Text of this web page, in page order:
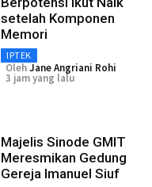
setelah Komponen
Memori
IPTEK
OlehJane Angriani Rohi
3 jam yang lalu
Majelis Sinode GMIT
Meresmikan Gedung
Gereja Imanuel Siuf